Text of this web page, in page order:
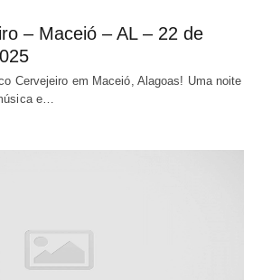
– Maceió – AL – 22 de
Cervejeiro em Maceió, Alagoas! Uma noite
e…